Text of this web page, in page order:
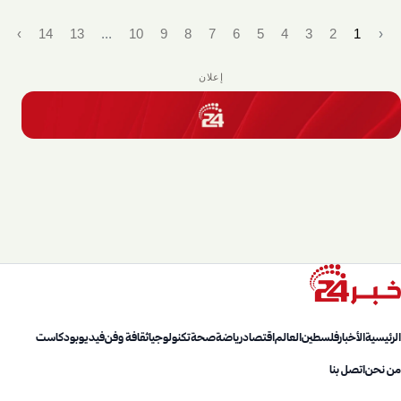
‹
1
2
3
4
5
6
7
8
9
10
...
13
14
›
إعلان
الرئيسيةالأخبارفلسطينالعالماقتصادرياضةصحةتكنولوجياثقافة وفنفيديوبودكاست
من نحناتصل بنا